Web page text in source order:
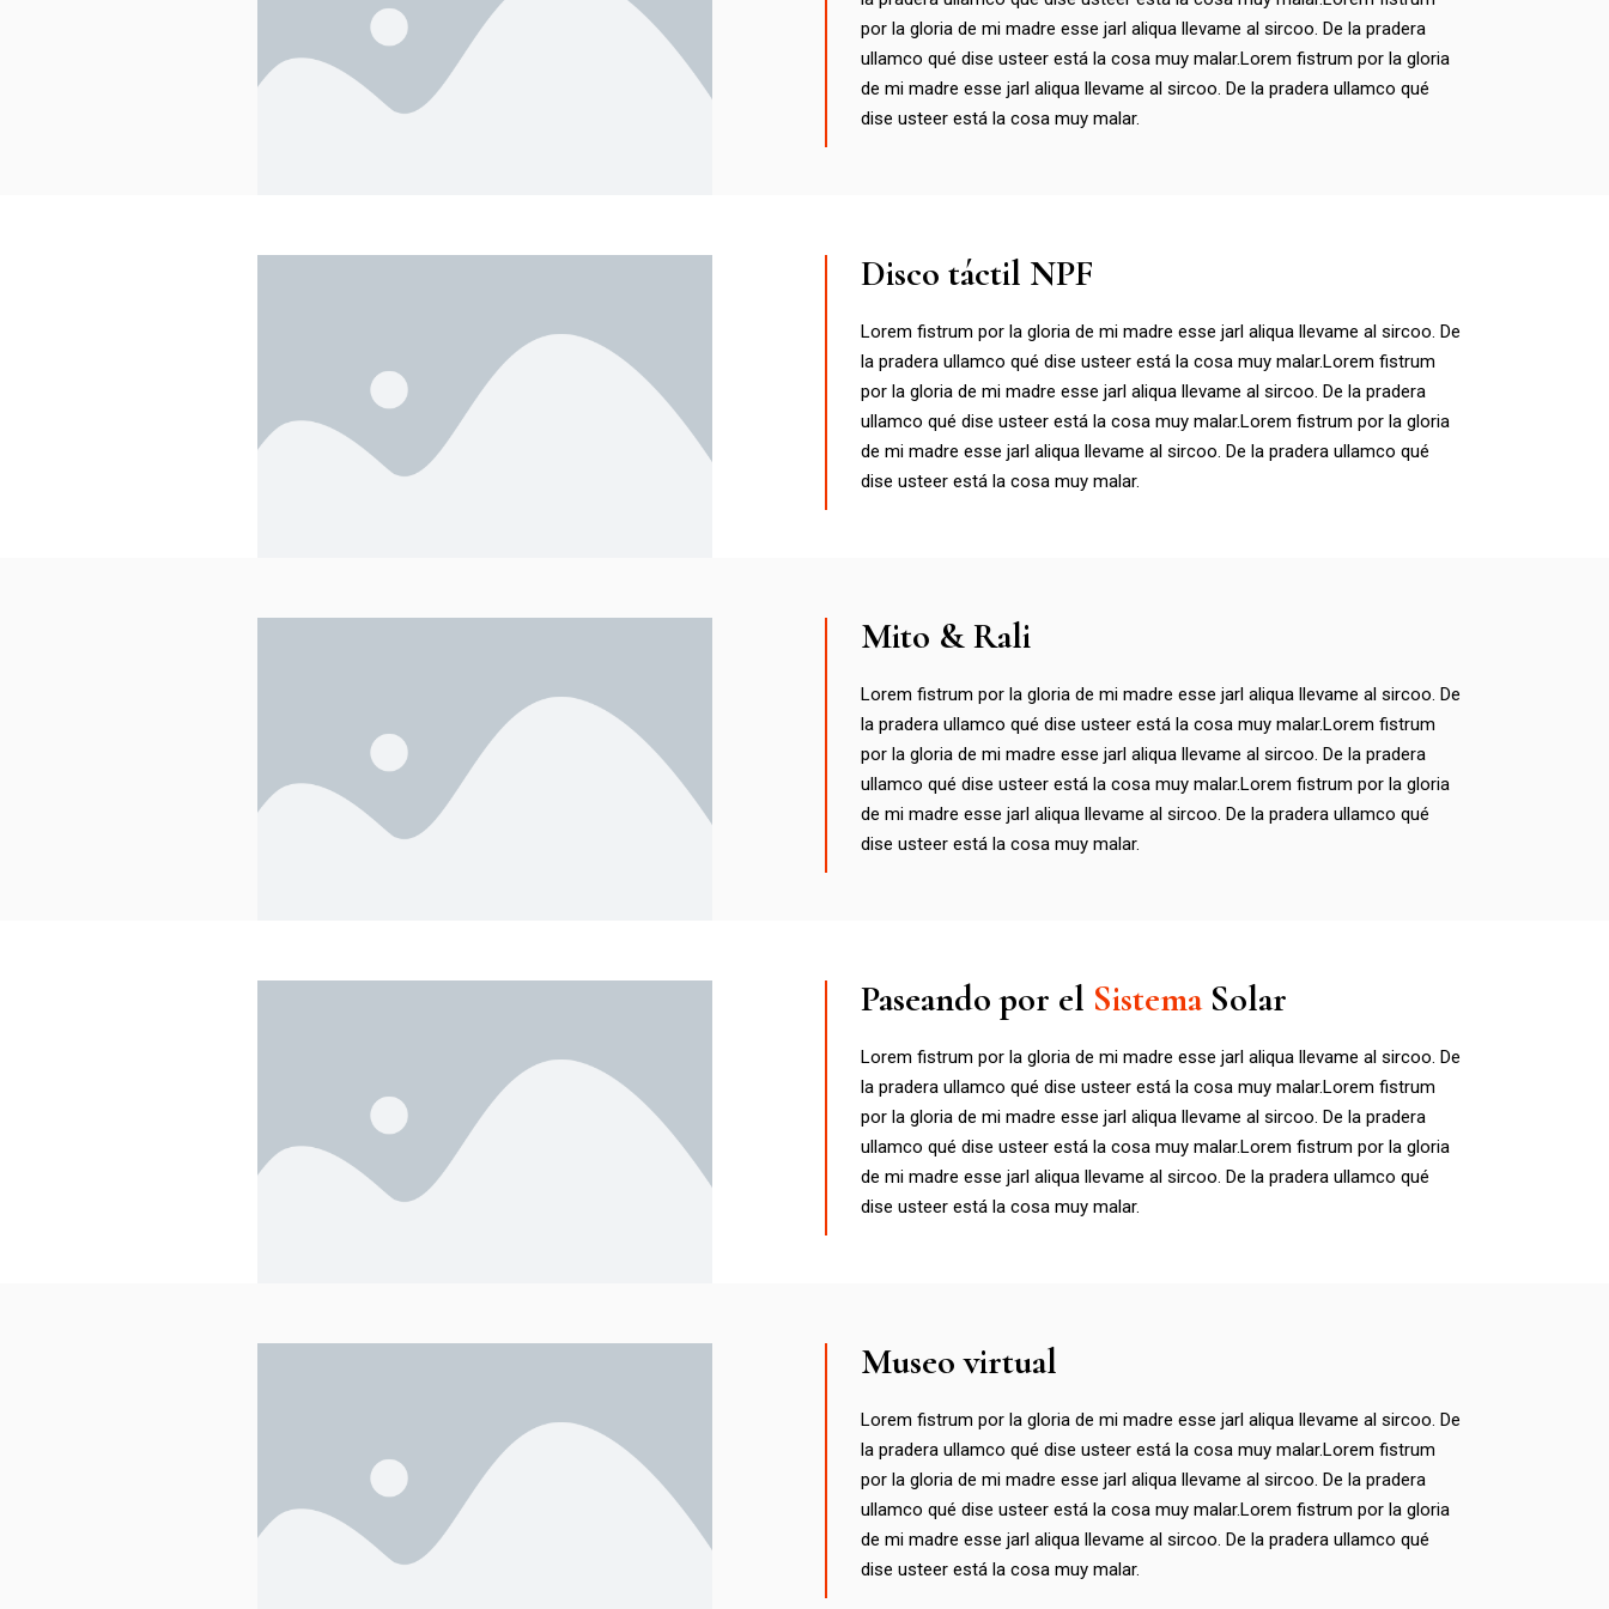
por la gloria de mi madre esse jarl aliqua llevame al sircoo. De la pradera
ullamco qué dise usteer está la cosa muy malar.Lorem fistrum por la gloria
de mi madre esse jarl aliqua llevame al sircoo. De la pradera ullamco qué
dise usteer está la cosa muy malar.
Disco táctil NPF
Lorem fistrum por la gloria de mi madre esse jarl aliqua llevame al sircoo. De
la pradera ullamco qué dise usteer está la cosa muy malar.Lorem fistrum
por la gloria de mi madre esse jarl aliqua llevame al sircoo. De la pradera
ullamco qué dise usteer está la cosa muy malar.Lorem fistrum por la gloria
de mi madre esse jarl aliqua llevame al sircoo. De la pradera ullamco qué
dise usteer está la cosa muy malar.
Mito & Rali
Lorem fistrum por la gloria de mi madre esse jarl aliqua llevame al sircoo. De
la pradera ullamco qué dise usteer está la cosa muy malar.Lorem fistrum
por la gloria de mi madre esse jarl aliqua llevame al sircoo. De la pradera
ullamco qué dise usteer está la cosa muy malar.Lorem fistrum por la gloria
de mi madre esse jarl aliqua llevame al sircoo. De la pradera ullamco qué
dise usteer está la cosa muy malar.
Paseando por el SistemaSolar
Lorem fistrum por la gloria de mi madre esse jarl aliqua llevame al sircoo. De
la pradera ullamco qué dise usteer está la cosa muy malar.Lorem fistrum
por la gloria de mi madre esse jarl aliqua llevame al sircoo. De la pradera
ullamco qué dise usteer está la cosa muy malar.Lorem fistrum por la gloria
de mi madre esse jarl aliqua llevame al sircoo. De la pradera ullamco qué
dise usteer está la cosa muy malar.
Museo virtual
Lorem fistrum por la gloria de mi madre esse jarl aliqua llevame al sircoo. De
la pradera ullamco qué dise usteer está la cosa muy malar.Lorem fistrum
por la gloria de mi madre esse jarl aliqua llevame al sircoo. De la pradera
ullamco qué dise usteer está la cosa muy malar.Lorem fistrum por la gloria
de mi madre esse jarl aliqua llevame al sircoo. De la pradera ullamco qué
dise usteer está la cosa muy malar.